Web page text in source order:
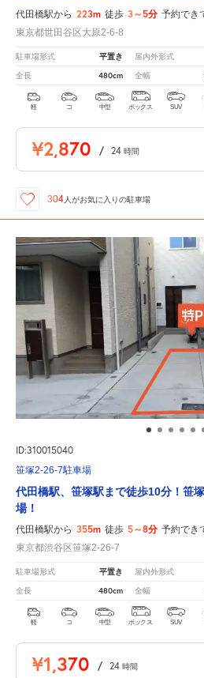
代田橋駅から 223m 徒歩 3～5分 予約でき
東京都世田谷区大原2-6-8
駐車場形式 平置き 屋内外形式
全長 480cm 全幅
軽 コ 中型 ボックス SUV
¥2,870 / 24 時間
304 人がお気に入りの駐車場
ID:310015040
笹塚2-26-7駐車場
代田橋駅、笹塚駅まで徒歩10分！笹
場！
代田橋駅から 355m 徒歩 5～8分 予約でき
東京都渋谷区笹塚2-26-7
駐車場形式 平置き 屋内外形式
全長 480cm 全幅
軽 コ 中型 ボックス SUV
¥1,370 / 24 時間